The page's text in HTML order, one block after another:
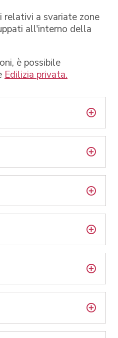
relativi a svariate zone
all'interno della
è possibile
Edilizia privata.